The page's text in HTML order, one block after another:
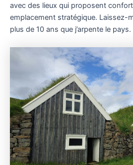
avec des lieux qui proposent
emplacement stratégique. Laissez-
plus de 10 ans que j’arpente le pays.